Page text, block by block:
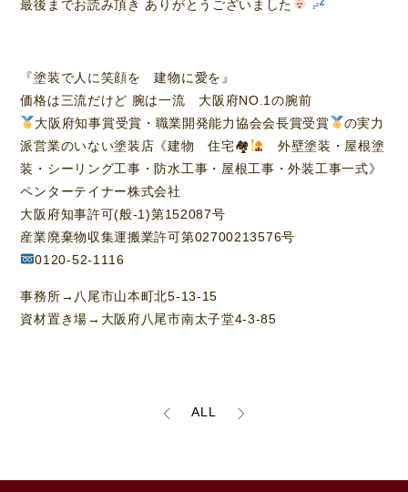
最後までお読み頂き ありがとうございました
『塗装で人に笑顔を 建物に愛を』
価格は三流だけど 腕は一流 大阪府NO.1の腕前
大阪府知事賞受賞・職業開発能力協会会長賞受賞
の実力
派営業のいない塗装店《建物 住宅🏘
外壁塗装・屋根塗
装・シーリング工事・防水工事・屋根工事・外装工事一式》
ペンターテイナー株式会社
大阪府知事許可(般-1)第152087号
産業廃棄物収集運搬業許可第02700213576号
0120-52-1116
事務所→八尾市山本町北5-13-15
資材置き場→大阪府八尾市南太子堂4-3-85
ALL